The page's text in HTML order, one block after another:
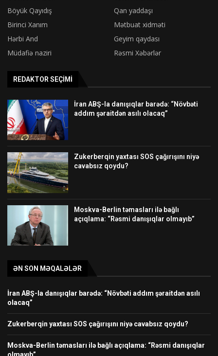
Böyük Qayıdış
Qan yaddaşı
Birinci Xanım
Mətbuat xidməti
Hərbi And
Geyim qaydası
Müdafiə naziri
Rəsmi Xəbərlər
REDAKTOR SEÇIMI
İran ABŞ-la danışıqlar barədə: “Növbəti
addım şəraitdən asılı olacaq”
Zukerberqin yaxtası SOS çağırışını niyə
cavabsız qoydu?
Moskva-Berlin təmasları ilə bağlı
açıqlama: “Rəsmi danışıqlar olmayıb”
ƏN SON MƏQALƏLƏR
İran ABŞ-la danışıqlar barədə: “Növbəti addım şəraitdən asılı
olacaq”
Zukerberqin yaxtası SOS çağırışını niyə cavabsız qoydu?
Moskva-Berlin təmasları ilə bağlı açıqlama: “Rəsmi danışıqlar